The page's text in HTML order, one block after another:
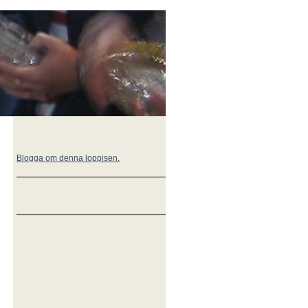
Blogga om denna loppisen.